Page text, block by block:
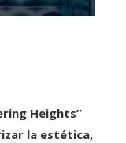
Heights”
la estética,